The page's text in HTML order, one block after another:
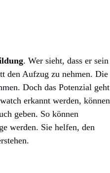
. Wer sieht, dass er sein
den Aufzug zu nehmen. Die
Doch das Potenzial geht
erkannt werden, können
geben. So können
werden. Sie helfen, den